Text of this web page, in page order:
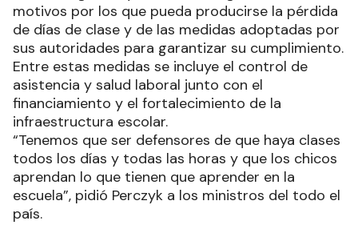
motivos por los que pueda producirse la pérdida
de días de clase y de las medidas adoptadas por
sus autoridades para garantizar su cumplimiento.
Entre estas medidas se incluye el control de
asistencia y salud laboral junto con el
financiamiento y el fortalecimiento de la
infraestructura escolar.
“Tenemos que ser defensores de que haya clases
todos los días y todas las horas y que los chicos
aprendan lo que tienen que aprender en la
escuela”, pidió Perczyk a los ministros del todo el
país.